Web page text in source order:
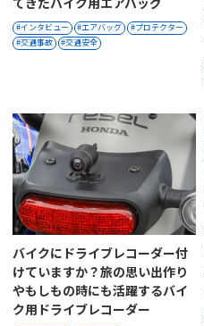
インタビュー エアバッグ
プロテクター
交通事故
交通安全
バイクにドライブレコーダー付
けていますか？旅の思い出作り
やもしもの時にも活躍するバイ
ク用ドライブレコーダー